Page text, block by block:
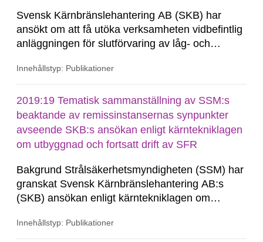
Svensk Kärnbränslehantering AB (SKB) har
ansökt om att få utöka verksamheten vidbefintlig
anläggningen för slutförvaring av låg- och
Syftet med SKB:s ansökan är att etablera
hantera och slutförvara låg- och medelaktivt
avfall...
Innehållstyp: Publikationer
2019:19 Tematisk sammanställning av SSM:s
beaktande av remissinstansernas synpunkter
avseende SKB:s ansökan enligt kärntekniklagen
om utbyggnad och fortsatt drift av SFR
Bakgrund Strålsäkerhetsmyndigheten (SSM) har
granskat Svensk Kärnbränslehantering AB:s
(SKB) ansökan enligt kärntekniklagen om
remissynpunkter inom ramen för myndighetens
Innehållstyp: Publikationer